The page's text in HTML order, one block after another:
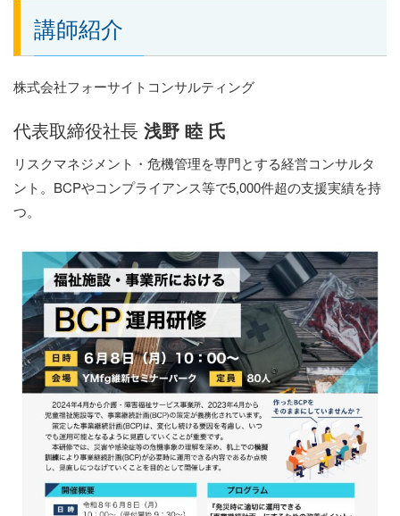
講師紹介
株式会社フォーサイトコンサルティング
代表取締役社長 浅野 睦 氏
リスクマネジメント・危機管理を専門とする経営コンサルタ
ント。BCPやコンプライアンス等で5,000件超の支援実績を持
つ。